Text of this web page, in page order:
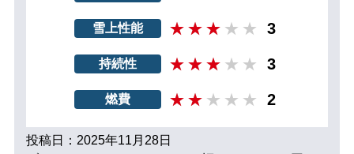
雪上性能 3
持続性 3
燃費 2
投稿日：2025年11月28日